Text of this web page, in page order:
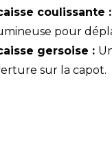
coulissante :
pour
gersoise :
sur la capot.